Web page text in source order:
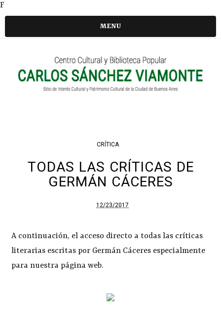
F
MENU
CRÍTICA
TODAS LAS CRÍTICAS DE
GERMÁN CÁCERES
12/23/2017
A continuación, el acceso directo a todas las críticas
literarias escritas por Germán Cáceres especialmente
para nuestra página web.